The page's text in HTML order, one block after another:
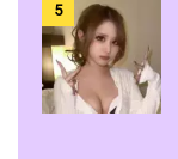
5